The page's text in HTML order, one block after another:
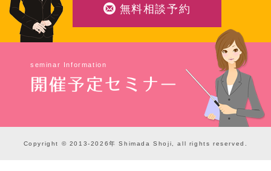
無料相談予約
seminar Information
開催予定セミナー
Copyright © 2013-2026年 Shimada Shoji, all rights reserved.